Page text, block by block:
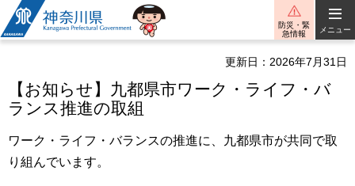
神奈川県
防災・緊
急情報
メニュー
更新日：2026年7月31日
【お知らせ】九都県市ワーク・ライフ・バ
ランス推進の取組
ワーク・ライフ・バランスの推進に、九都県市が共同で取
り組んでいます。